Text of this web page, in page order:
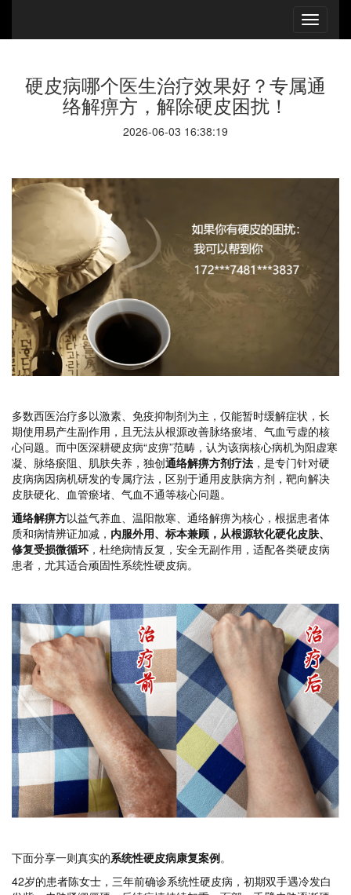
硬皮病哪个医生治疗效果好？专属通
络解痹方，解除硬皮困扰！
2026-06-03 16:38:19
多数西医治疗多以激素、免疫抑制剂为主，仅能暂时缓解症状，长
期使用易产生副作用，且无法从根源改善脉络瘀堵、气血亏虚的核
心问题。而中医深耕硬皮病“皮痹”范畴，认为该病核心病机为阳虚寒
凝、脉络瘀阻、肌肤失养，独创通络解痹方剂疗法 ，是专门针对硬
皮病病因病机研发的专属疗法，区别于通用皮肤病方剂，靶向解决
皮肤硬化、血管瘀堵、气血不通等核心问题。
通络解痹方以益气养血、温阳散寒、通络解痹为核心，根据患者体
质和病情辨证加减， 内服外用、标本兼顾，从根源软化硬化皮肤、
修复受损微循环，杜绝病情反复，安全无副作用，适配各类硬皮病
患者，尤其适合顽固性系统性硬皮病。
下面分享一则真实的系统性硬皮病康复案例。
42岁的患者陈女士，三年前确诊系统性硬皮病，初期双手遇冷发白